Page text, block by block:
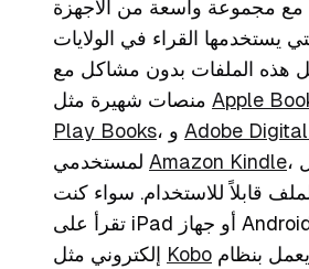
مع مجموعة واسعة من الأجهزة
يستخدمها القراء في الولايات
هذه الملفات بدون مشاكل مع
Apple
Play Books
Adobe
Amazon Kindle، فهناك تحويل
قابلاً للاستخدام. سواء كنت
تقرأ على iPad أو جهاز Android أو قارئ
Kobo